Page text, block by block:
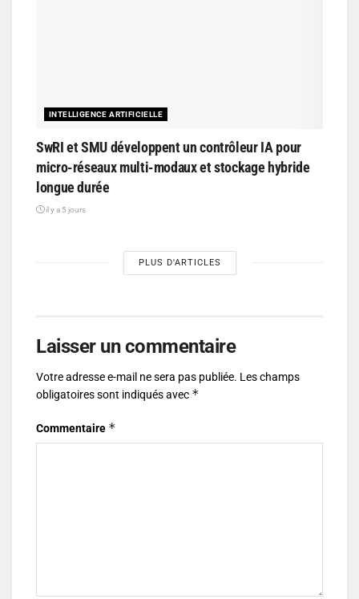
INTELLIGENCE ARTIFICIELLE
SwRI et SMU développent un contrôleur IA pour
micro-réseaux multi-modaux et stockage hybride
longue durée
il y a 5 jours
PLUS D'ARTICLES
Laisser un commentaire
Votre adresse e-mail ne sera pas publiée. Les champs
obligatoires sont indiqués avec *
Commentaire *